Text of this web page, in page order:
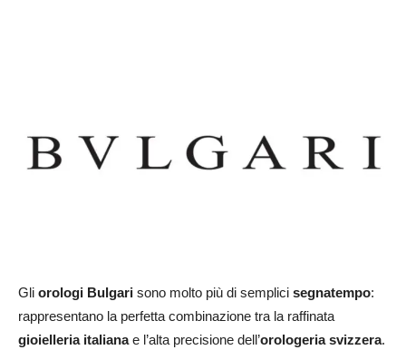
Gli orologi Bulgari sono molto più di semplici segnatempo:
rappresentano la perfetta combinazione tra la raffinata
gioielleria italianae l’alta precisione dell’orologeria svizzera.